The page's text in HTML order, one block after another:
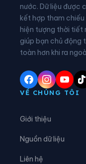
Xã Dang Kang
Xã Đồng Xuân
Xã Đức Bình
Xã Ea Bá
Xã Ea Drăng
nước. Dữ liệu được
kết hợp tham
hiện tượng thời tiết
giúp bạn chủ động
toàn hơn khi ra
VỀ CHÚNG TÔI
Giới thiệu
Nguồn dữ liệu
Liên hệ